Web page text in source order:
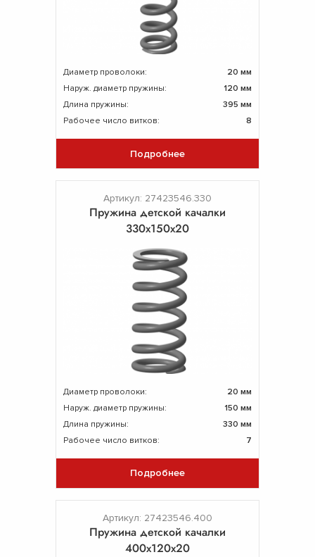
Диаметр проволоки:
20 мм
Наруж. диаметр пружины:
120 мм
Длина пружины:
395 мм
Рабочее число витков:
8
Подробнее
Артикул: 27423546.330
Пружина детской качалки
330х150х20
Диаметр проволоки:
20 мм
Наруж. диаметр пружины:
150 мм
Длина пружины:
330 мм
Рабочее число витков:
7
Подробнее
Артикул: 27423546.400
Пружина детской качалки
400х120х20